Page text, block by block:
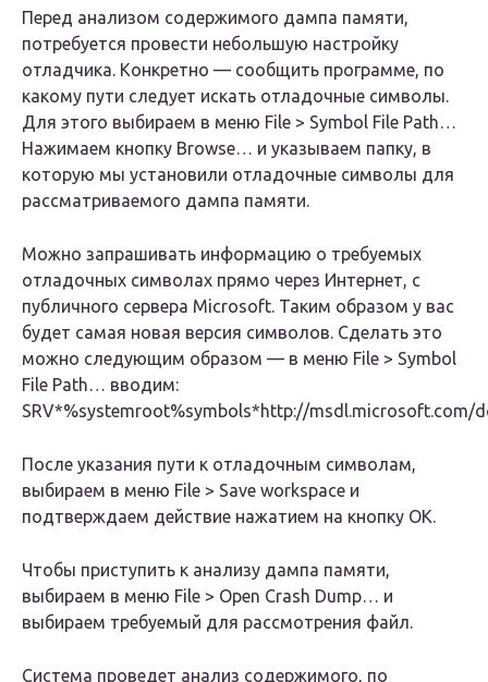
Перед анализом содержимого дампа памяти,
потребуется провести небольшую настройку
отладчика. Конкретно — сообщить программе, по
какому пути следует искать отладочные символы.
Для этого выбираем в меню File > Symbol File Path…
Нажимаем кнопку Browse… и указываем папку, в
которую мы установили отладочные символы для
рассматриваемого дампа памяти.
Можно запрашивать информацию о требуемых
отладочных символах прямо через Интернет, с
публичного сервера Microsoft. Таким образом у вас
будет самая новая версия символов. Сделать это
можно следующим образом — в меню File > Symbol
File Path… вводим:
SRV*%systemroot%symbols*http://msdl.microsoft.com/
После указания пути к отладочным символам,
выбираем в меню File > Save workspace и
подтверждаем действие нажатием на кнопку OK.
Чтобы приступить к анализу дампа памяти,
выбираем в меню File > Open Crash Dump… и
выбираем требуемый для рассмотрения файл.
Система проведет анализ содержимого, по